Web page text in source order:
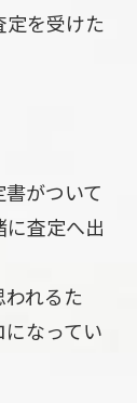
を受けた
がついて
査定へ出
れるた
なってい